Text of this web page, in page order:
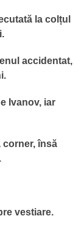
la colțul
accidentat,
Ivanov, iar
corner, însă
vestiare.